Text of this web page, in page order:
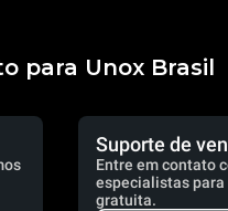
para Unox Brasil
Suporte de
Entre em contato
especialistas
gratuita.